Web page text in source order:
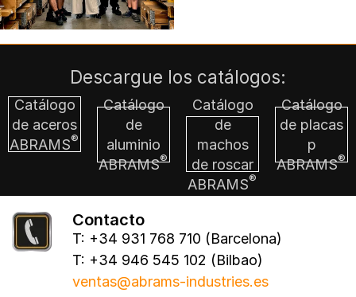
Descargue los catálogos:
Catálogo
de aceros
ABRAMS®
Catálogo
de
aluminio
ABRAMS®
Catálogo
de
machos
de roscar
ABRAMS®
Catálogo
de placas
p
ABRAMS®
Contacto
T: +34 931 768 710 (Barcelona)
T: +34 946 545 102 (Bilbao)
ventas@abrams-industries.es